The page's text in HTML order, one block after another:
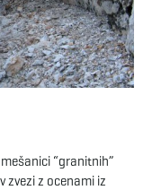
“granitnih”
zvezi z ocenami iz